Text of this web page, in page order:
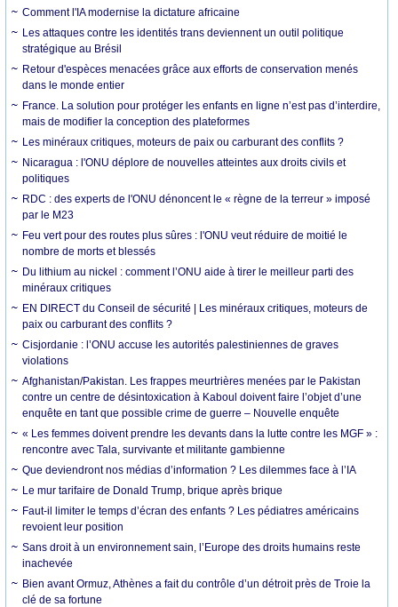
Comment l'IA modernise la dictature africaine
Les attaques contre les identités trans deviennent un outil politique
stratégique au Brésil
Retour d'espèces menacées grâce aux efforts de conservation menés
dans le monde entier
France. La solution pour protéger les enfants en ligne n’est pas d’interdire,
mais de modifier la conception des plateformes
Les minéraux critiques, moteurs de paix ou carburant des conflits ?
Nicaragua : l'ONU déplore de nouvelles atteintes aux droits civils et
politiques
RDC : des experts de l'ONU dénoncent le « règne de la terreur » imposé
par le M23
Feu vert pour des routes plus sûres : l'ONU veut réduire de moitié le
nombre de morts et blessés
Du lithium au nickel : comment l’ONU aide à tirer le meilleur parti des
minéraux critiques
EN DIRECT du Conseil de sécurité | Les minéraux critiques, moteurs de
paix ou carburant des conflits ?
Cisjordanie : l’ONU accuse les autorités palestiniennes de graves
violations
Afghanistan/Pakistan. Les frappes meurtrières menées par le Pakistan
contre un centre de désintoxication à Kaboul doivent faire l’objet d’une
enquête en tant que possible crime de guerre – Nouvelle enquête
« Les femmes doivent prendre les devants dans la lutte contre les MGF » :
rencontre avec Tala, survivante et militante gambienne
Que deviendront nos médias d’information ? Les dilemmes face à l’IA
Le mur tarifaire de Donald Trump, brique après brique
Faut-il limiter le temps d’écran des enfants ? Les pédiatres américains
revoient leur position
Sans droit à un environnement sain, l’Europe des droits humains reste
inachevée
Bien avant Ormuz, Athènes a fait du contrôle d’un détroit près de Troie la
clé de sa fortune